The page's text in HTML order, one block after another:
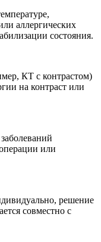
аллергических
состояния.
КТ с контрастом)
на контраст или
или
решение
совместно с